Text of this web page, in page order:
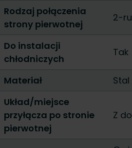
Rodzaj połączenia
strony pierwotnej
2-
Do instalacji
chłodniczych
Tak
Materiał
Układ/miejsce
przyłącza po stronie
pierwotnej
Z